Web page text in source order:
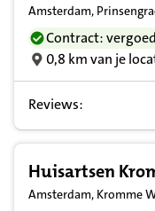
Amsterdam,
Contract: vergoed
0,8 km van je
Reviews:
Huisartsen
Amsterdam, Kromme